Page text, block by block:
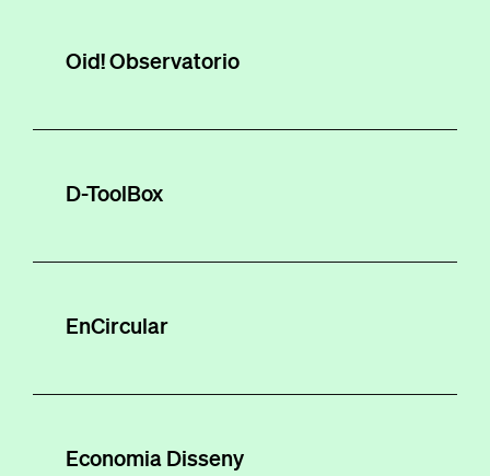
Oid! Observatorio
D-ToolBox
EnCircular
Economia Disseny